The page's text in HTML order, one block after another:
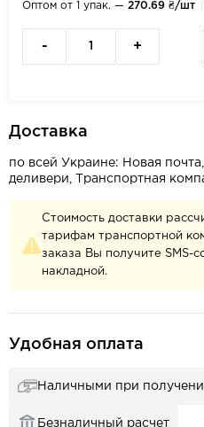
Оптом от 1 упак. — 270.69 ₴/шт
- +
Доставка
по всей Украине: Новая
деливери, Транспортная
Стоимость доставки
тарифам транспортной
заказа Вы получите SMS-
накладной.
Удобная оплата
Наличными при
Безналичный расчет